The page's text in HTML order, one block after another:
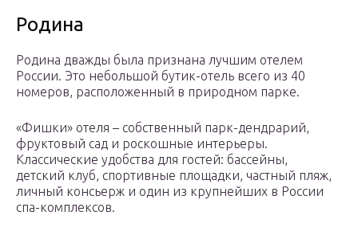
Родина
Родина дважды была признана лучшим отелем
России. Это небольшой бутик-отель всего из 40
номеров, расположенный в природном парке.
«Фишки» отеля – собственный парк-дендрарий,
фруктовый сад и роскошные интерьеры.
Классические удобства для гостей: бассейны,
детский клуб, спортивные площадки, частный пляж,
личный консьерж и один из крупнейших в России
спа-комплексов.